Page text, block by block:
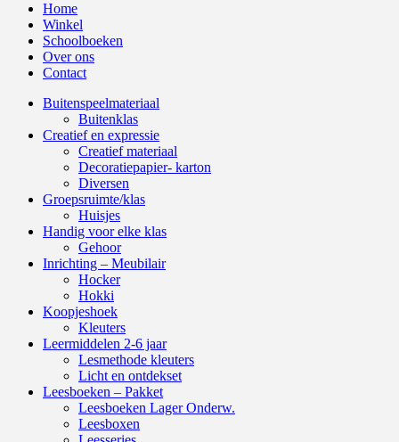
Home
Winkel
Schoolboeken
Over ons
Contact
Buitenspeelmateriaal
Buitenklas
Creatief en expressie
Creatief materiaal
Decoratiepapier- karton
Diversen
Groepsruimte/klas
Huisjes
Handig voor elke klas
Gehoor
Inrichting – Meubilair
Hocker
Hokki
Koopjeshoek
Kleuters
Leermiddelen 2-6 jaar
Lesmethode kleuters
Licht en ontdekset
Leesboeken – Pakket
Leesboeken Lager Onderw.
Leesboxen